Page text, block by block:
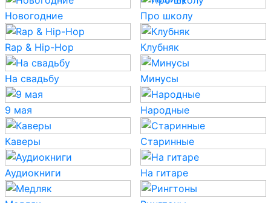
Новогодние
Про школу
Rap & Hip-Hop Клубняк
На свадьбу Минусы
9 мая Народные
Каверы Старинные
Аудиокниги На гитаре